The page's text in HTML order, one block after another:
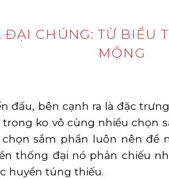
ĐẠI CHÚNG: TỪ
MỘNG
đấu, bên cạnh ra là đặc
ko vô cùng nhiều chọn
sắm phần luôn nên đề
thống đại nó phản chiếu
huyền túng thiếu.